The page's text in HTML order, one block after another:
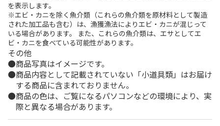
を表示します。
※エビ・カニを除く魚介類（これらの魚介類を原材料として製造
された加工品も含む）は、漁獲漁法によりエビ・カニが混じって
いる場合があります。 また、これらの魚介類は、エサとしてエ
ビ・カニを食べている可能性があります。
その他
商品写真はイメージです。
商品内容として記載されていない「小道具類」はお届け
する商品に含まれておりません。
商品の色は、ご覧になるパソコンなどの環境により、実
際と異なる場合があります。